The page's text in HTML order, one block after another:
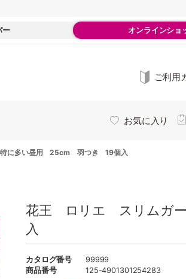
ー オンラインショ
ご利用
お気に入り
に多い昼用 25cm 羽つき 19個入
花王 ロリエ スリムガ
入
カタログ番号
99999
商品番号
125-4901301254283